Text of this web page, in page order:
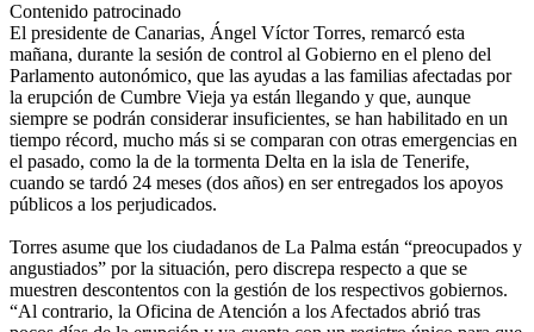
Contenido patrocinado
El presidente de Canarias, Ángel Víctor Torres, remarcó esta
mañana, durante la sesión de control al Gobierno en el pleno del
Parlamento autonómico, que las ayudas a las familias afectadas por
la erupción de Cumbre Vieja ya están llegando y que, aunque
siempre se podrán considerar insuficientes, se han habilitado en un
tiempo récord, mucho más si se comparan con otras emergencias en
el pasado, como la de la tormenta Delta en la isla de Tenerife,
cuando se tardó 24 meses (dos años) en ser entregados los apoyos
públicos a los perjudicados.
Torres asume que los ciudadanos de La Palma están “preocupados y
angustiados” por la situación, pero discrepa respecto a que se
muestren descontentos con la gestión de los respectivos gobiernos.
“Al contrario, la Oficina de Atención a los Afectados abrió tras